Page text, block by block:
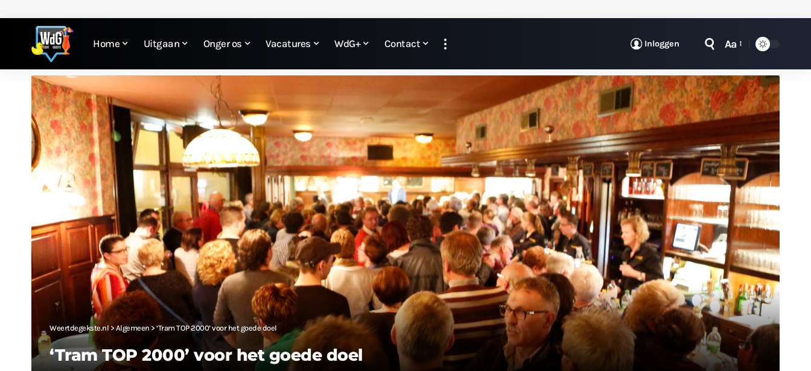
Home Uitgaan Onger os Vacatures WdG+ Contact Inloggen Aa
Weertdegekste.nl>Algemeen >‘Tram TOP 2000’ voor het goede doel
‘Tram TOP 2000’ voor het goede doel